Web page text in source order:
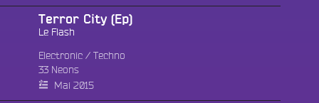
Terror City (Ep)
Le Flash
Electronic / Techno
33 Neons
Mai 2015